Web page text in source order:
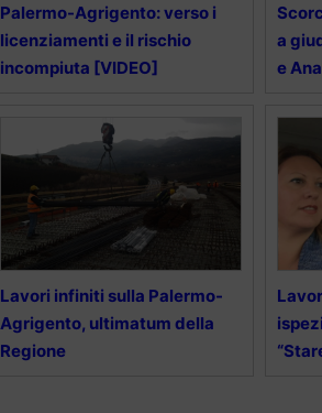
Palermo-Agrigento: verso i
licenziamenti e il rischio
incompiuta [VIDEO]
a
e
Lavori infiniti sulla Palermo-
Agrigento, ultimatum della
Regione